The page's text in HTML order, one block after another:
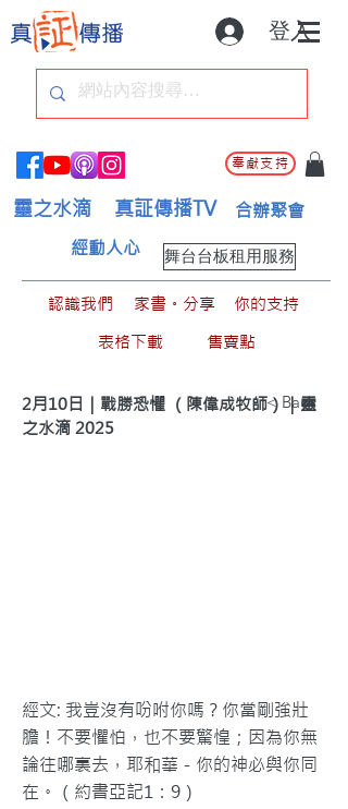
登入
奉獻支持
靈之水滴 真証傳播TV 合辦聚會
舞台台板租用服務
經動人心
認識我們 家書。分享
你的支持
表格下載
售賣點
2月10日｜戰勝恐懼 （陳偉成牧師）｜靈
之水滴 2025
< Back
經文: 我豈沒有吩咐你嗎？你當剛強壯
膽！不要懼怕，也不要驚惶；因為你無
論往哪裏去，耶和華－你的神必與你同
在。（約書亞記1：9）